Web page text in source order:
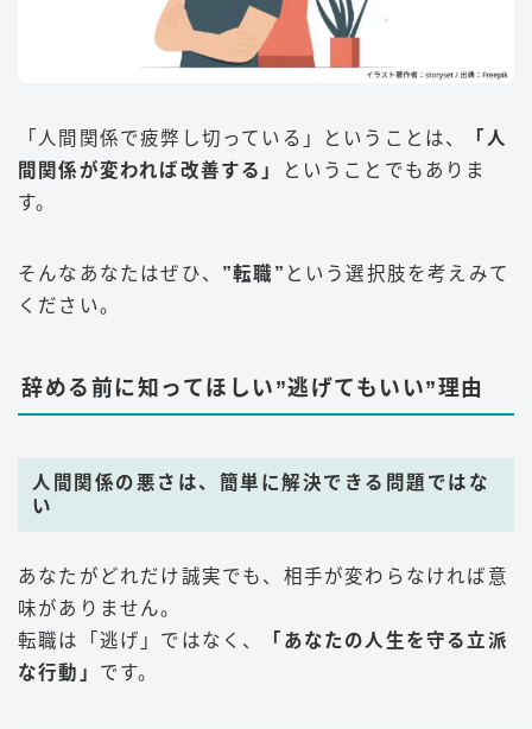
「人間関係で疲弊し切っている」ということは、
「人
間関係が変われば改善する」
ということでもありま
す。
そんなあなたはぜひ、 ”転職” という選択肢を考えみて
ください。
辞める前に知ってほしい”逃げてもいい”理由
人間関係の悪さは、簡単に解決できる問題ではな
い
あなたがどれだけ誠実でも、相手が変わらなければ意
味がありません。
転職は「逃げ」ではなく、
「あなたの人生を守る立派
な行動」 です。